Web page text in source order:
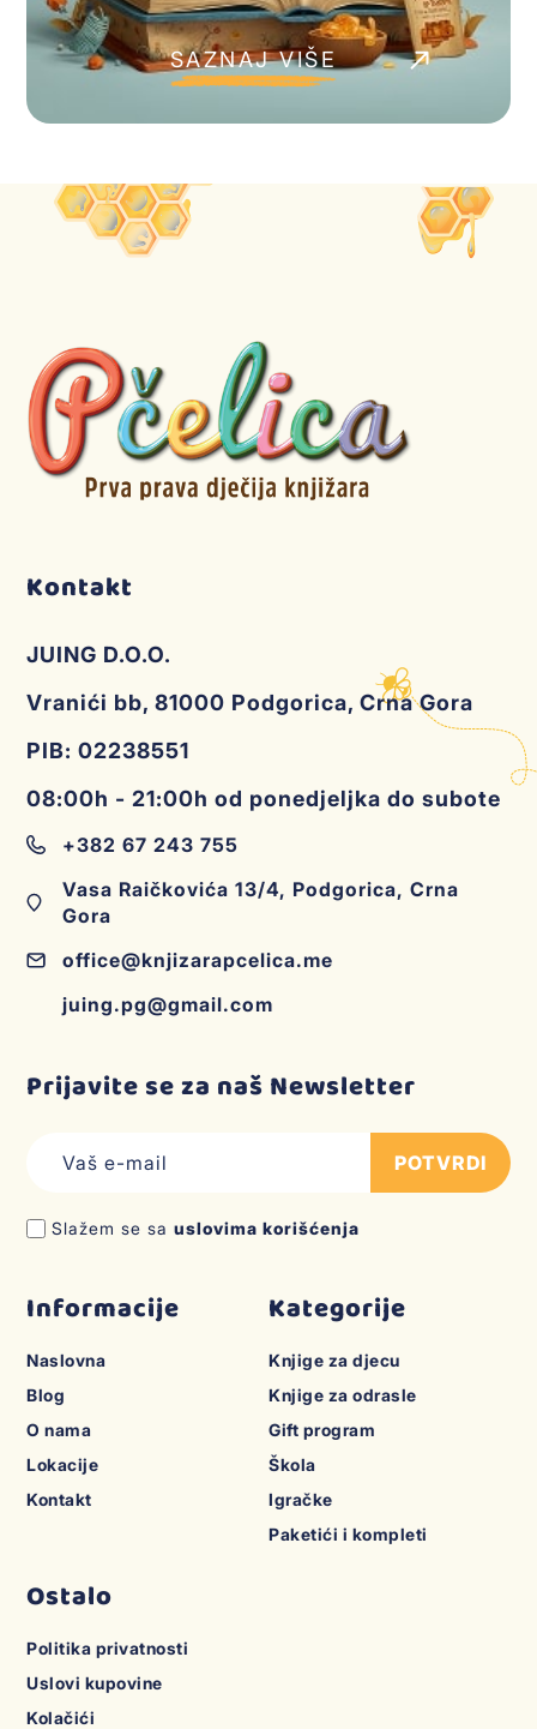
SAZNAJ VIŠE
Kontakt
JUING D.O.O.
Vranići bb, 81000 Podgorica, Crna Gora
PIB: 02238551
08:00h - 21:00h od ponedjeljka do subote
+382 67 243 755
Vasa Raičkovića 13/4, Podgorica, Crna
Gora
office@knjizarapcelica.me
juing.pg@gmail.com
Prijavite se za naš Newsletter
POTVRDI
Slažem se sauslovima korišćenja
Informacije
Naslovna
Blog
O nama
Lokacije
Kontakt
Kategorije
Knjige za djecu
Knjige za odrasle
Gift program
Škola
Igračke
Paketići i kompleti
Ostalo
Politika privatnosti
Uslovi kupovine
Kolačići